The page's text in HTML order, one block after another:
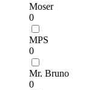
Moser
0
MPS
0
Mr. Bruno
0